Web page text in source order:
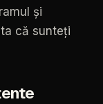
și
că sunteți